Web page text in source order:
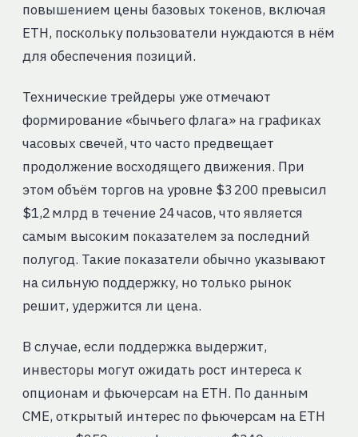
повышением цены базовых токенов, включая
ETH, поскольку пользователи нуждаются в нём
для обеспечения позиций.
Технические трейдеры уже отмечают
формирование «бычьего флага» на графиках
часовых свечей, что часто предвещает
продолжение восходящего движения. При
этом объём торгов на уровне $3 200 превысил
$1,2 млрд в течение 24 часов, что является
самым высоким показателем за последний
полугод. Такие показатели обычно указывают
на сильную поддержку, но только рынок
решит, удержится ли цена.
В случае, если поддержка выдержит,
инвесторы могут ожидать рост интереса к
опционам и фьючерсам на ETH. По данным
CME, открытый интерес по фьючерсам на ETH